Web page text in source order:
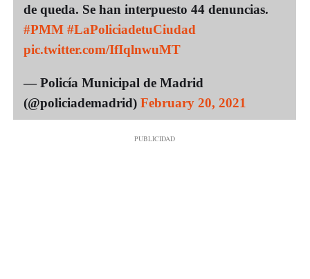
de queda. Se han interpuesto 44 denuncias.
#PMM #LaPoliciadetuCiudad
pic.twitter.com/IfIqlnwuMT
— Policía Municipal de Madrid
(@policiademadrid) February 20, 2021